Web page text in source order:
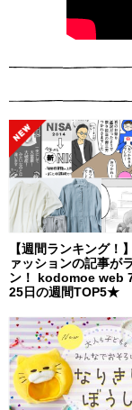
【週間ランキング！
ァッションの記事が
ン！ kodomoe web
25日の週間TOP5★